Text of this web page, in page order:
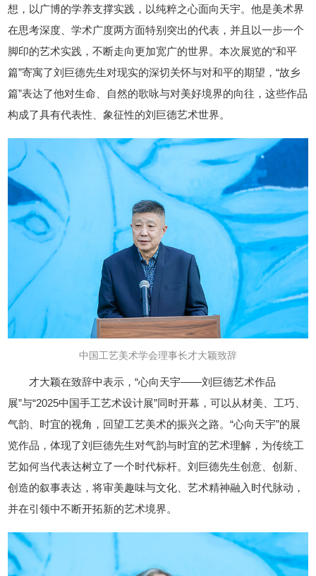
想，以广博的学养支撑实践，以纯粹之心面向天宇。他是美术界
在思考深度、学术广度两方面特别突出的代表，并且以一步一个
脚印的艺术实践，不断走向更加宽广的世界。本次展览的“和平
篇”寄寓了刘巨德先生对现实的深切关怀与对和平的期望，“故乡
篇”表达了他对生命、自然的歌咏与对美好境界的向往，这些作品
构成了具有代表性、象征性的刘巨德艺术世界。
中国工艺美术学会理事长才大颖致辞
才大颖在致辞中表示，“心向天宇——刘巨德艺术作品
展”与“2025中国手工艺术设计展”同时开幕，可以从材美、工巧、
气韵、时宜的视角，回望工艺美术的振兴之路。“心向天宇”的展
览作品，体现了刘巨德先生对气韵与时宜的艺术理解，为传统工
艺如何当代表达树立了一个时代标杆。刘巨德先生创意、创新、
创造的叙事表达，将审美趣味与文化、艺术精神融入时代脉动，
并在引领中不断开拓新的艺术境界。